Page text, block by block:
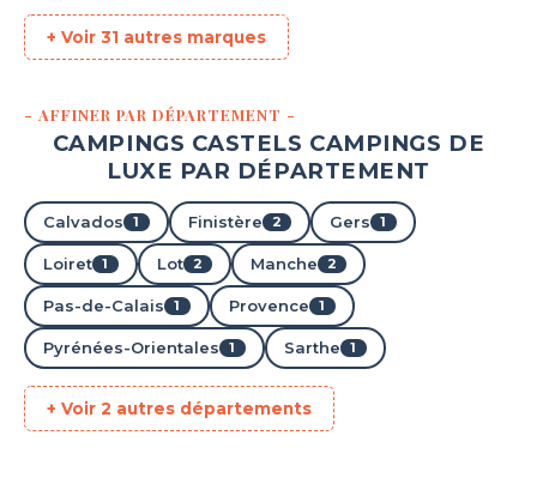
Aucune information tarifaire disponible
Découvrir
Camping Les Bois du Bardelet
Poilly-Lez-Gien, Loiret , Centre-Val de Loire
+ Voir 31 autres marques
- AFFINER PAR DÉPARTEMENT -
CAMPINGS CASTELS CAMPINGS DE
LUXE PAR DÉPARTEMENT
Calvados 1 Finistère 2 Gers 1
Loiret 1 Lot 2 Manche 2
Pas-de-Calais 1 Provence 1
Pyrénées-Orientales 1 Sarthe 1
+ Voir 2 autres départements